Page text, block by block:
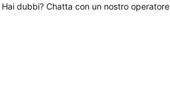
Hai dubbi? Chatta con un nostro operatore